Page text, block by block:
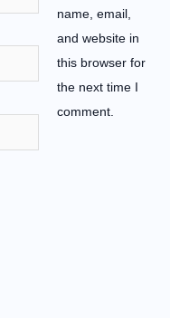
name, email,
and website in
this browser for
the next time I
comment.